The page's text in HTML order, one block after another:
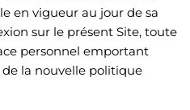
en vigueur au jour de sa
sur le présent Site, toute
personnel emportant
la nouvelle politique